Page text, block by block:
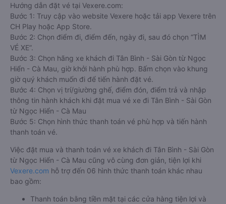
Hướng dẫn đặt vé tại Vexere.com:
Bước 1: Truy cập vào website Vexere hoặc tải app Vexere trên
CH Play hoặc App Store.
Bước 2: Chọn điểm đi, điểm đến, ngày đi, sau đó chọn “TÌM
VÉ XE”.
Bước 3: Chọn hãng xe khách đi Tân Bình - Sài Gòn từ Ngọc
Hiển - Cà Mau, giờ khởi hành phù hợp. Bấm chọn vào khung
giờ quý khách muốn đi để tiến hành đặt vé.
Bước 4: Chọn vị trí/giường ghế, điểm đón, điểm trả và nhập
thông tin hành khách khi đặt mua vé xe đi Tân Bình - Sài Gòn
từ Ngọc Hiển - Cà Mau
Bước 5: Chọn hình thức thanh toán vé phù hợp và tiến hành
thanh toán vé.
Việc đặt mua và thanh toán vé xe khách đi Tân Bình - Sài Gòn
từ Ngọc Hiển - Cà Mau cũng vô cùng đơn giản, tiện lợi khi
Vexere.com hỗ trợ đến 06 hình thức thanh toán khác nhau
bao gồm:
Thanh toán bằng tiền mặt tại các cửa hàng tiện lợi và